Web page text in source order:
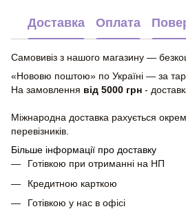
Доставка Оплата
Самовивіз з нашого магазину —
«Нововю поштою» по Україні — за
На замовлення від 5000 грн -
Міжнародна доставка рахується
перевізників.
Більше інформації про доставку
Готівкою при отриманні на НП
Кредитною карткою
Готівкою у нас в офісі